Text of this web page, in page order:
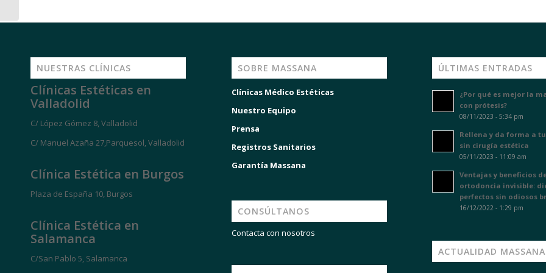
NUESTRAS CLÍNICAS
Clínicas Estéticas en
Valladolid
C/ López Gómez 8, Valladolid
C/ Manuel Azaña 27,Parquesol, Valladolid
Clínica Estética en Burgos
Plaza de España 10, Burgos
Clínica Estética en
Salamanca
C/San Pablo 5, Salamanca
SOBRE MASSANA
Clínicas Médico Estéticas
Nuestro Equipo
Prensa
Registros Sanitarios
Garantía Massana
CONSÚLTANOS
Contacta con nosotros
ÚLTIMAS ENTRADAS
¿Por qué es mejor la
con prótesis?
08/11/2023 - 5:34 pm
Rellena y da forma a
sin cirugía estética
05/11/2023 - 11:09 am
Ventajas y beneficios
ortodoncia invisible:
perfectos sin odiosos
16/12/2022 - 1:29 pm
ACTUALIDAD MASSANA